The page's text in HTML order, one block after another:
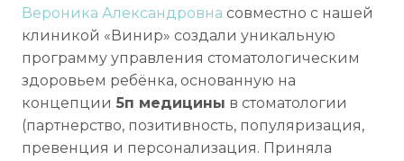
Вероника Александровна совместно с нашей
клиникой «Винир» создали уникальную
программу управления стоматологическим
здоровьем ребёнка, основанную на
концепции 5п медицины в стоматологии
(партнерство, позитивность, популяризация,
превенция и персонализация. Приняла